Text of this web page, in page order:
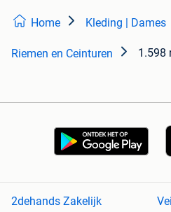
Home Kleding | Dames
Riemen en Ceinturen 1.598
2dehands Zakelijk